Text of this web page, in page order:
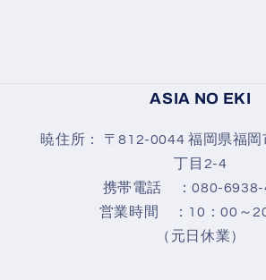
ASIA NO EKI
暁住所： 〒812-0044 福岡県福岡
丁目2-4
携帯電話 ：080-6938-
営業時間 ：10：00～
（元日休業）